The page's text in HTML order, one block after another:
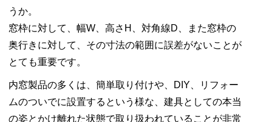
うか。
窓枠に対して、幅W、高さH、対角線D、また窓枠の
奥行きに対して、その寸法の範囲に誤差がないことが
とても重要です。
内窓製品の多くは、簡単取り付けや、DIY、リフォー
ムのついでに設置するという様な、建具としての本当
の姿とかけ離れた状態で取り扱われていることが非常